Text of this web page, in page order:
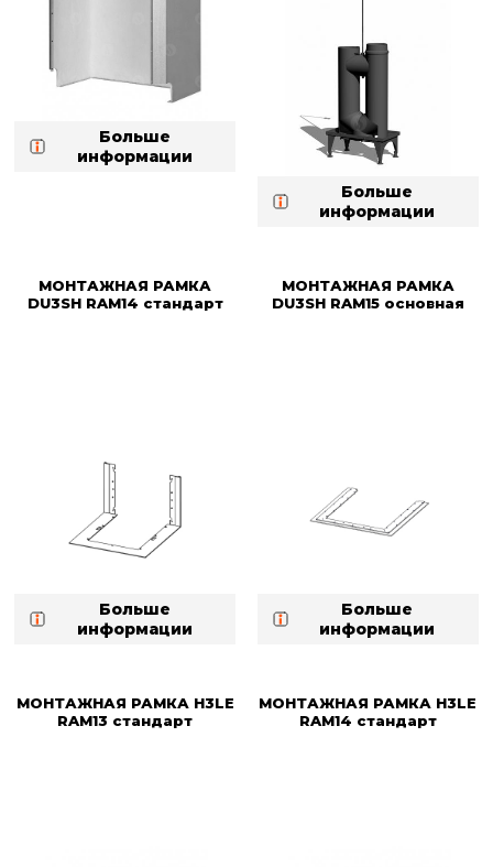
Больше
информации
Больше
информации
МОНТАЖНАЯ РАМКА
DU3SH RAM14 стандарт
Больше
информации
МОНТАЖНАЯ РАМКА
DU3SH RAM15 основная
Больше
информации
МОНТАЖНАЯ РАМКА H3LE
RAM13 стандарт
МОНТАЖНАЯ РАМКА H3LE
RAM14 стандарт